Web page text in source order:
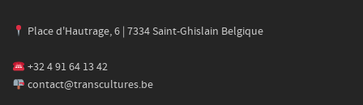
Place d'Hautrage, 6 | 7334 Saint-Ghislain Belgique
+32 4 91 64 13 42
contact@transcultures.be